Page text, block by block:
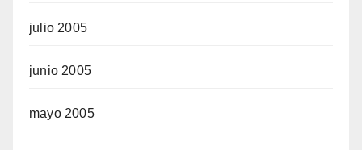
julio 2005
junio 2005
mayo 2005